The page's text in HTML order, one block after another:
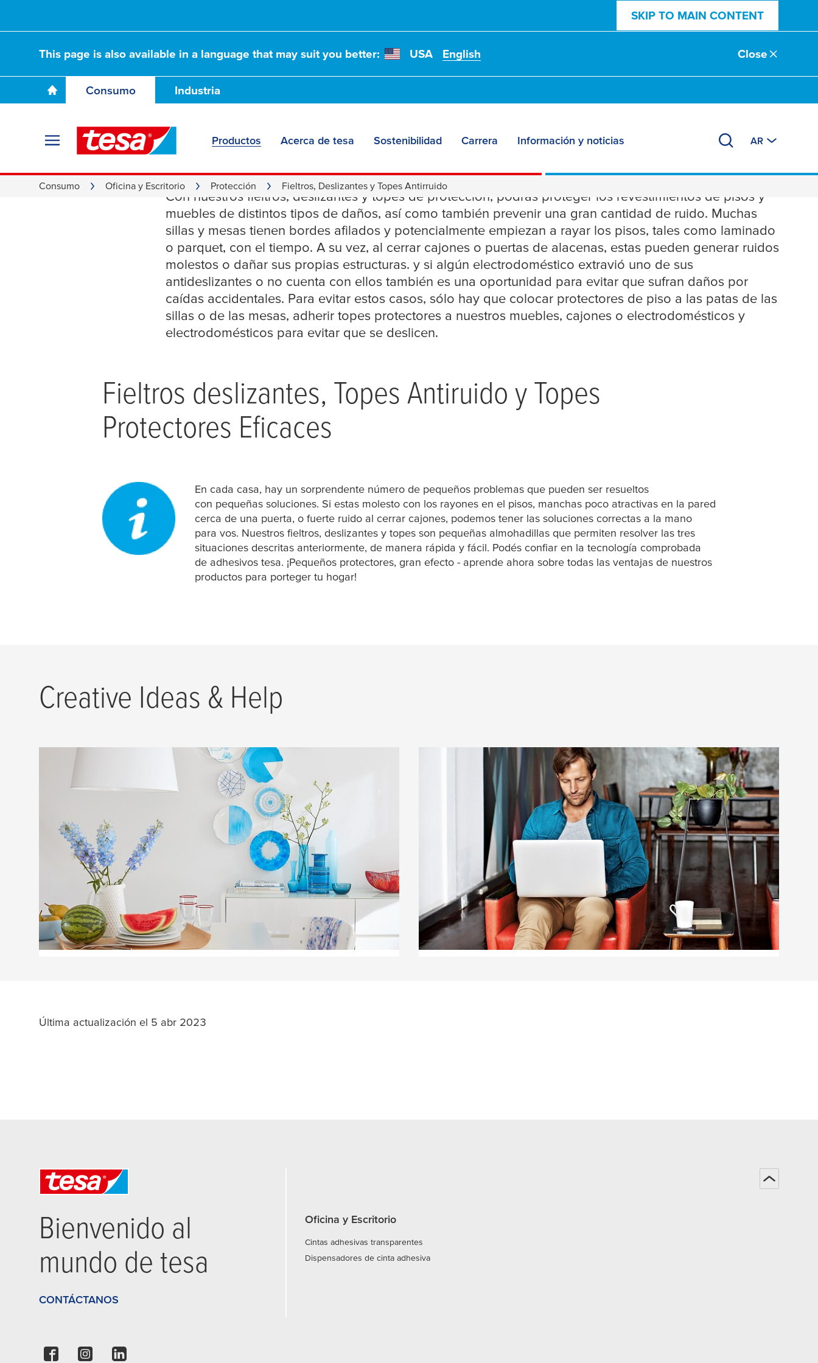
SKIP TO MAIN CONTENT
This page is also available in a language that may suit you better: USA English Close
Consumo Industria
Productos Acerca de tesa Sostenibilidad Carrera Información y noticias AR
Consumo Oficina y Escritorio Protección Fieltros, Deslizantes y Topes Antirruido
Fieltros, Deslizantes y Topes Antirruido
Con nuestros fieltros, deslizantes y topes de protección, podrás proteger los revestimientos de pisos y
muebles de distintos tipos de daños, así como también prevenir una gran cantidad de ruido. Muchas
sillas y mesas tienen bordes afilados y potencialmente empiezan a rayar los pisos, tales como laminado
o parquet, con el tiempo. A su vez, al cerrar cajones o puertas de alacenas, estas pueden generar ruidos
molestos o dañar sus propias estructuras. y si algún electrodoméstico extravió uno de sus
antideslizantes o no cuenta con ellos también es una oportunidad para evitar que sufran daños por
caídas accidentales. Para evitar estos casos, sólo hay que colocar protectores de piso a las patas de las
sillas o de las mesas, adherir topes protectores a nuestros muebles, cajones o electrodomésticos y
electrodomésticos para evitar que se deslicen.
Fieltros deslizantes, Topes Antiruido y Topes
Protectores Eficaces
En cada casa, hay un sorprendente número de pequeños problemas que pueden ser resueltos
con pequeñas soluciones. Si estas molesto con los rayones en el pisos, manchas poco atractivas en la pared
cerca de una puerta, o fuerte ruido al cerrar cajones, podemos tener las soluciones correctas a la mano
para vos. Nuestros fieltros, deslizantes y topes son pequeñas almohadillas que permiten resolver las tres
situaciones descritas anteriormente, de manera rápida y fácil. Podés confiar en la tecnología comprobada
de adhesivos tesa. ¡Pequeños protectores, gran efecto - aprende ahora sobre todas las ventajas de nuestros
productos para porteger tu hogar!
Creative Ideas & Help
DIY Magazine
Con nuestras soluciones adhesivas, puedes implementar
nales y darle a tu imaginación rienda
suelta. Si no se le ocurren ideas creativas para decorar, aquí
encontrará fácilmente proyectos inspiradores para implementar en
diferentes espacios del hogar: un collage en la pared, un nido o un
estante para las especies - casi todo es posible. ¡Y lo mejor es que se
añadirán nuevos consejos y trucos constantemente a nuestra
colección!
LEER MÁS
Ayuda y Soporte
En esta área podés encontrar las “preguntas más frecuentes”, videos
con el “paso a paso” y guías de nuestros productos. Si todavía tenés
preguntas, por favor usa nuestro formulario de contacto en la parte
inferior de la página o llámanos.
LEER MÁS
Última actualización el 5 abr 2023
Bienvenido al
mundo de tesa
CONTÁCTANOS
Oficina y Escritorio
Cintas adhesivas transparentes
Dispensadores de cinta adhesiva